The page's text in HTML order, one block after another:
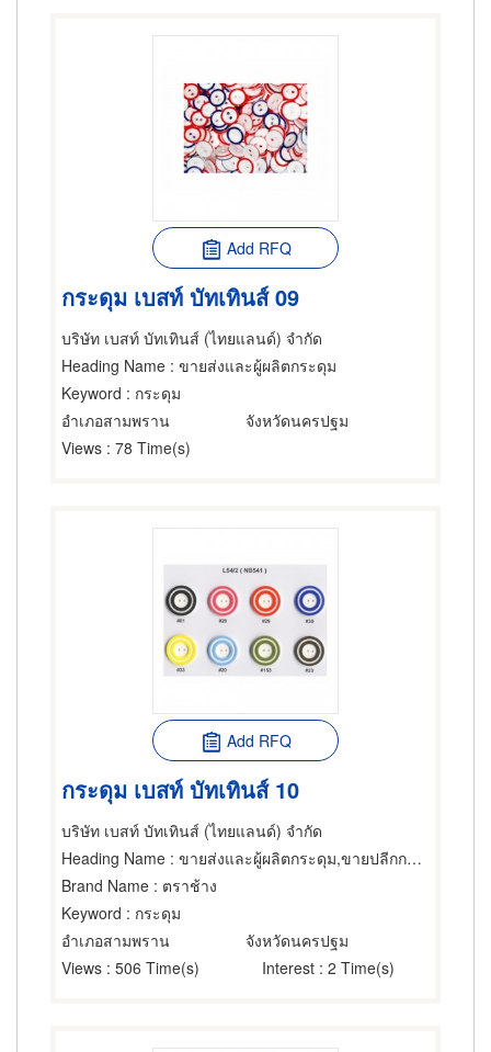
Add RFQ
กระดุม เบสท์ บัทเทินส์ 09
บริษัท เบสท์ บัทเทินส์ (ไทยแลนด์) จำกัด
Heading Name : ขายส่งและผู้ผลิตกระดุม
Keyword : กระดุม
อำเภอสามพราน
จังหวัดนครปฐม
Views : 78 Time(s)
Add RFQ
กระดุม เบสท์ บัทเทินส์ 10
บริษัท เบสท์ บัทเทินส์ (ไทยแลนด์) จำกัด
Heading Name : ขายส่งและผู้ผลิตกระดุม,ขายปลีกกระดุม,ของตกแต่งเสื้อผ้า
Brand Name : ตราช้าง
Keyword : กระดุม
อำเภอสามพราน
จังหวัดนครปฐม
Views : 506 Time(s) Interest : 2 Time(s)